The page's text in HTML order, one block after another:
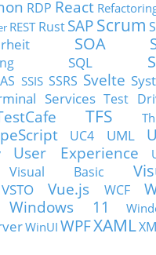
RDP React
REST Rust SAP Scrum
SOA
SQL
SSIS SSRS Svelte
Services Test
TFS
UC4 UML
User Experience
Visual Basic
VSTO Vue.js WCF
Windows 11
WinUI WPFXAML